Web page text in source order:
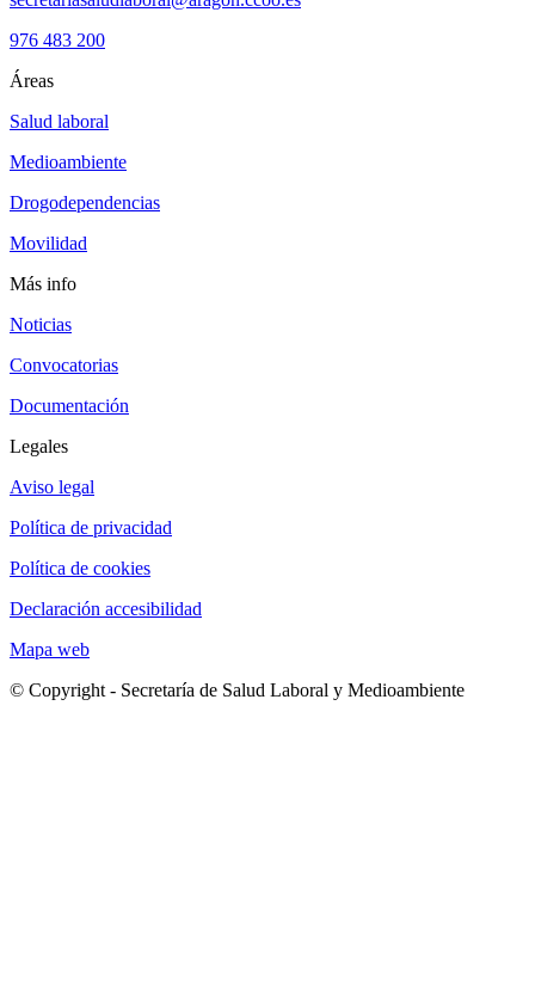
976 483 200
Áreas
Salud laboral
Medioambiente
Drogodependencias
Movilidad
Más info
Noticias
Convocatorias
Documentación
Legales
Aviso legal
Política de privacidad
Política de cookies
Declaración accesibilidad
Mapa web
© Copyright - Secretaría de Salud Laboral y Medioambiente